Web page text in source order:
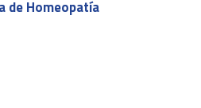
de Homeopatía